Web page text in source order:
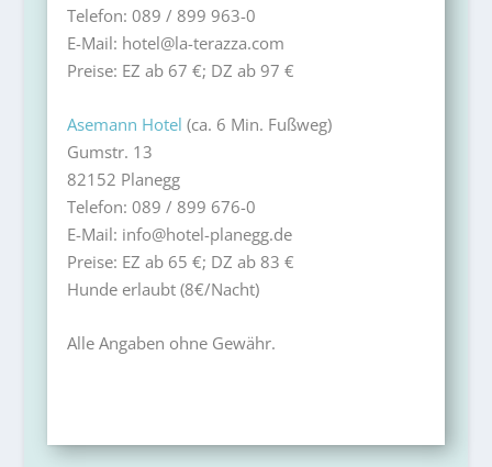
Telefon: 089 / 899 963-0
E-Mail: hotel@la-terazza.com
Preise: EZ ab 67 €; DZ ab 97 €
Asemann Hotel (ca. 6 Min. Fußweg)
Gumstr. 13
82152 Planegg
Telefon: 089 / 899 676-0
E-Mail: info@hotel-planegg.de
Preise: EZ ab 65 €; DZ ab 83 €
Hunde erlaubt (8€/Nacht)
Alle Angaben ohne Gewähr.